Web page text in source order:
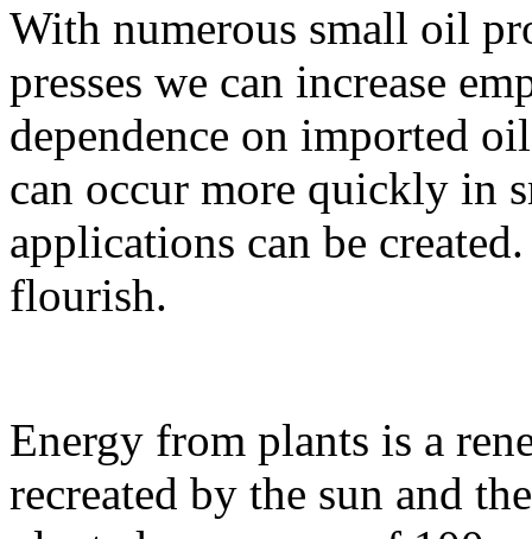
With numerous small oil
presses we can increase
dependence on imported
can occur more quickly in
applications can be
flourish.
Energy from plants is a
recreated by the sun and